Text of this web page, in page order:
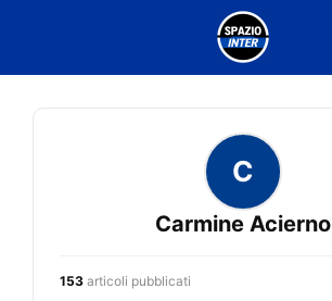
C
Carmine Acierno
153 articoli pubblicati